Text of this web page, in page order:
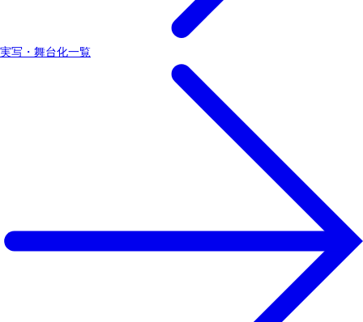
実写・舞台化一覧